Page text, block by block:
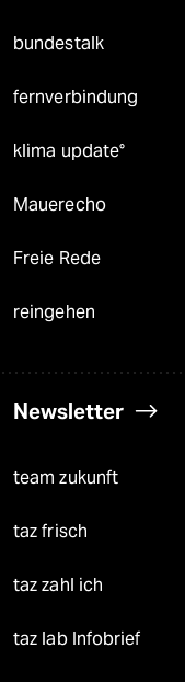
bundestalk
fernverbindung
klima update°
Mauerecho
Freie Rede
reingehen
Newsletter
team zukunft
taz frisch
taz zahl ich
taz lab Infobrief